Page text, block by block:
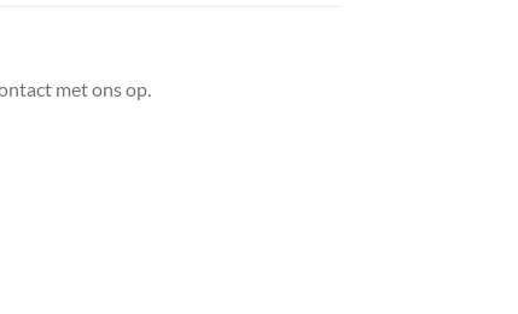
met ons op.